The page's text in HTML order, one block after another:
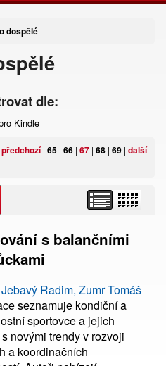
dospělé
dle:
Kindle
předchozí| 65 | 66 | 67 | 68 | 69 | další
s balančními
Jebavý Radim, Zumr Tomáš
seznamuje kondiční a
sportovce a jejich
novými trendy v rozvoji
a koordinačních